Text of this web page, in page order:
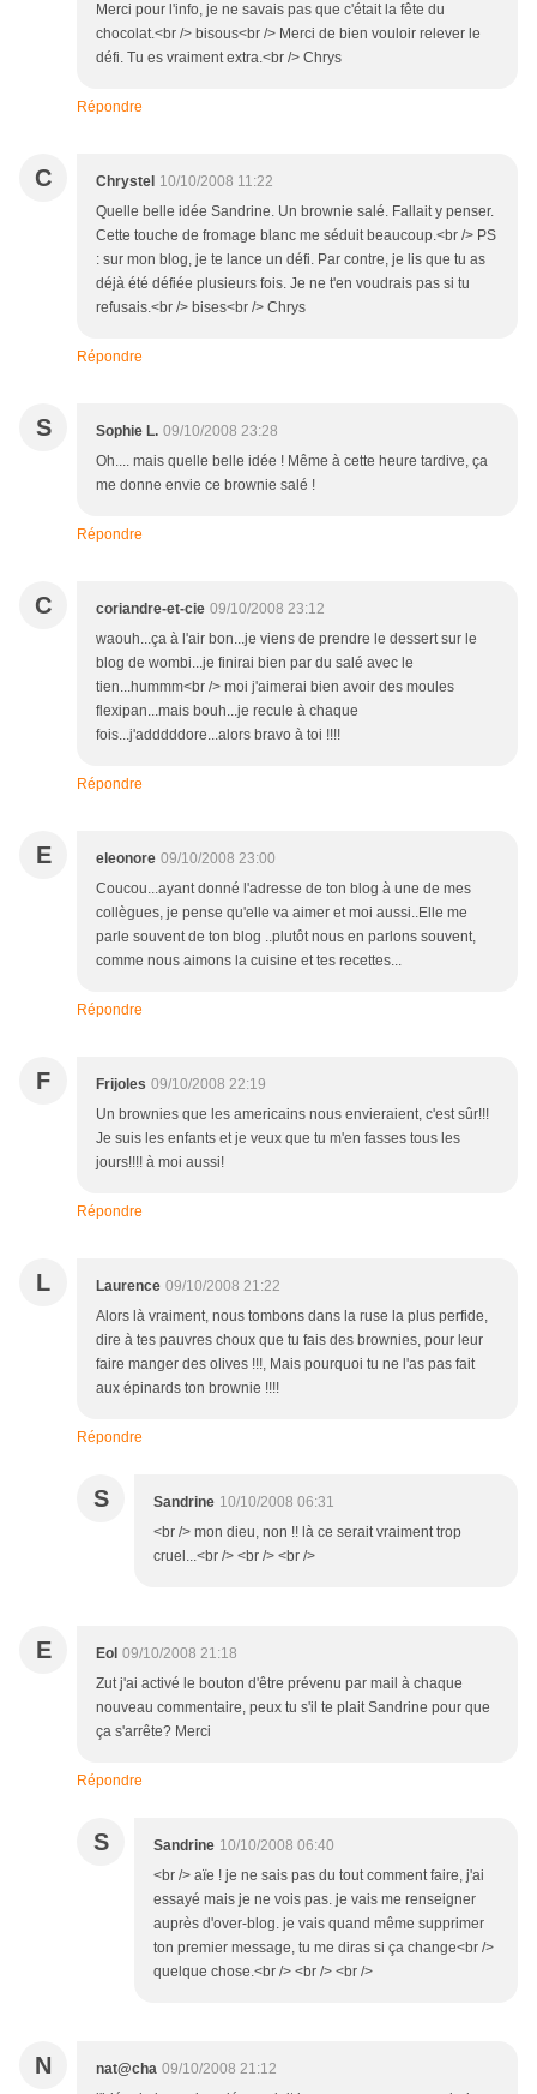
Merci pour l'info, je ne savais pas que c'était la fête du
chocolat.<br /> bisous<br /> Merci de bien vouloir relever le
défi. Tu es vraiment extra.<br /> Chrys
Répondre
C Chrystel 10/10/2008 11:22
Quelle belle idée Sandrine. Un brownie salé. Fallait y penser.
Cette touche de fromage blanc me séduit beaucoup.<br /> PS
: sur mon blog, je te lance un défi. Par contre, je lis que tu as
déjà été défiée plusieurs fois. Je ne t'en voudrais pas si tu
refusais.<br /> bises<br /> Chrys
Répondre
S Sophie L. 09/10/2008 23:28
Oh.... mais quelle belle idée ! Même à cette heure tardive, ça
me donne envie ce brownie salé !
Répondre
C coriandre-et-cie 09/10/2008 23:12
waouh...ça à l'air bon...je viens de prendre le dessert sur le
blog de wombi...je finirai bien par du salé avec le
tien...hummm<br /> moi j'aimerai bien avoir des moules
flexipan...mais bouh...je recule à chaque
fois...j'adddddore...alors bravo à toi !!!!
Répondre
E eleonore 09/10/2008 23:00
Coucou...ayant donné l'adresse de ton blog à une de mes
collègues, je pense qu'elle va aimer et moi aussi..Elle me
parle souvent de ton blog ..plutôt nous en parlons souvent,
comme nous aimons la cuisine et tes recettes...
Répondre
F Frijoles 09/10/2008 22:19
Un brownies que les americains nous envieraient, c'est sûr!!!
Je suis les enfants et je veux que tu m'en fasses tous les
jours!!!! à moi aussi!
Répondre
L Laurence 09/10/2008 21:22
Alors là vraiment, nous tombons dans la ruse la plus perfide,
dire à tes pauvres choux que tu fais des brownies, pour leur
faire manger des olives !!!, Mais pourquoi tu ne l'as pas fait
aux épinards ton brownie !!!!
Répondre
S Sandrine 10/10/2008 06:31
<br /> mon dieu, non !! là ce serait vraiment trop
cruel...<br /> <br /> <br />
E Eol 09/10/2008 21:18
Zut j'ai activé le bouton d'être prévenu par mail à chaque
nouveau commentaire, peux tu s'il te plait Sandrine pour que
ça s'arrête? Merci
Répondre
S Sandrine 10/10/2008 06:40
<br /> aïe ! je ne sais pas du tout comment faire, j'ai
essayé mais je ne vois pas. je vais me renseigner
auprès d'over-blog. je vais quand même supprimer
ton premier message, tu me diras si ça change<br />
quelque chose.<br /> <br /> <br />
N nat@cha 09/10/2008 21:12